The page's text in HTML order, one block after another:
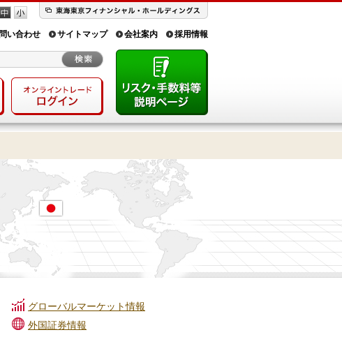
い合わせ サイトマップ 会社案内 採用情報
グローバルマーケット情報
外国証券情報